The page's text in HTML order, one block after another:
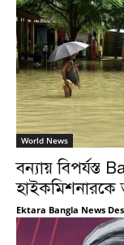
World News
বন্যায় বিপর্যস্ত
Ektara Bangla News